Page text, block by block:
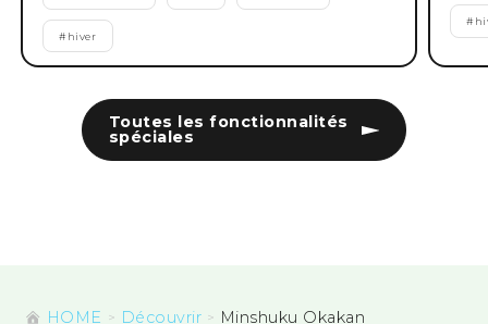
Toutes les fonctionnalités
spéciales
# hiver
#
HOME Découvrir Minshuku Okakan